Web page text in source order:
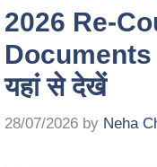
2026 Re-
यहां से देखें
28/07/2026 by Neha